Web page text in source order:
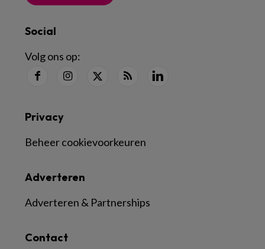
Social
Volg ons op:
Contact
Adverteren
Adverteren & Partnerships
Privacy
Beheer cookievoorkeuren